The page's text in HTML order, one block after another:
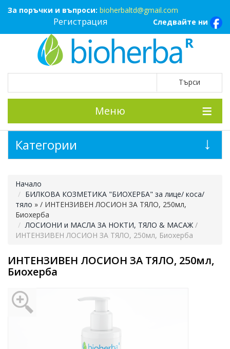
За поръчки и въпроси: bioherbaltd@gmail.com
Следвайте ни
Регистрация
Меню
Начало
БИЛКОВА КОЗМЕТИКА "БИОХЕРБА" за лице/ коса/
тяло » / ИНТЕНЗИВЕН ЛОСИОН ЗА ТЯЛО, 250мл,
Биохерба
ЛОСИОНИ и МАСЛА ЗА НОКТИ, ТЯЛО & МАСАЖ /
ИНТЕНЗИВЕН ЛОСИОН ЗА ТЯЛО, 250мл, Биохерба
ИНТЕНЗИВЕН ЛОСИОН ЗА ТЯЛО, 250мл,
Биохерба
Категории